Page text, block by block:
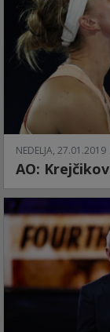
NEDELJA,
AO: